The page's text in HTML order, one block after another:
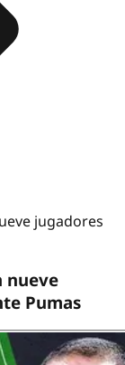
jugadores
nueve
Pumas